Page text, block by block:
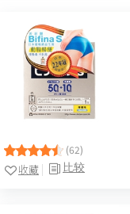
(62)
比较
收藏